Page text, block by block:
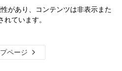
があり、コンテンツは非表示また
れています。
プページ